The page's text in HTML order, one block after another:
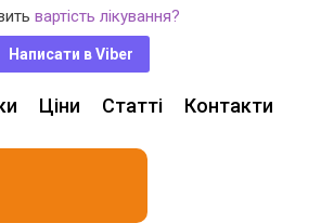
вартість лікування?
Написати в Viber
Ціни Статті Контакти